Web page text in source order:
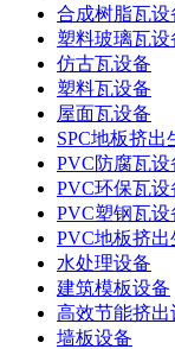
合成树脂瓦设
塑料玻璃瓦设
仿古瓦设备
塑料瓦设备
屋面瓦设备
SPC地板挤出
PVC防腐瓦设
PVC环保瓦设
PVC塑钢瓦设
PVC地板挤出
水处理设备
建筑模板设备
高效节能挤出
墙板设备